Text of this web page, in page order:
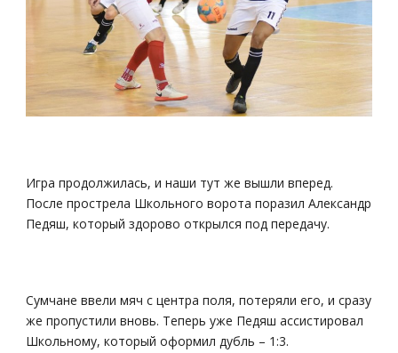
Игра продолжилась, и наши тут же вышли вперед.
После прострела Школьного ворота поразил Александр
Педяш, который здорово открылся под передачу.
Сумчане ввели мяч с центра поля, потеряли его, и сразу
же пропустили вновь. Теперь уже Педяш ассистировал
Школьному, который оформил дубль – 1:3.